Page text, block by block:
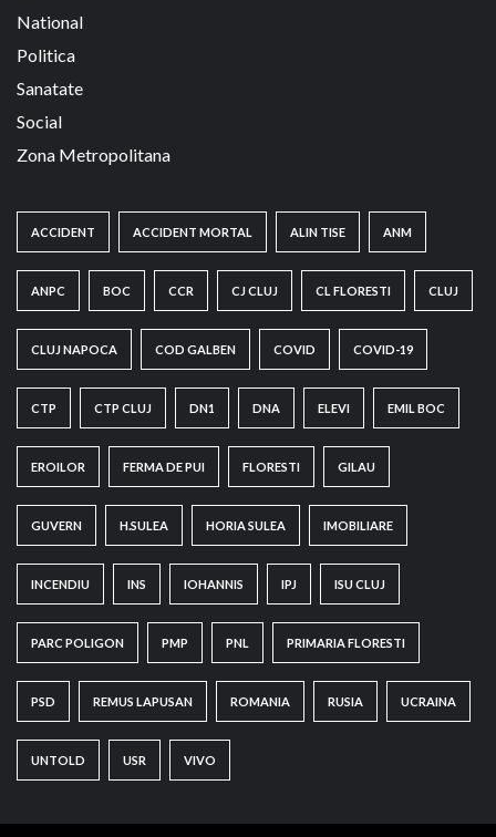
National
Politica
Sanatate
Social
Zona Metropolitana
ACCIDENT ACCIDENT MORTAL ALIN TISE ANM
ANPC BOC CCR CJ CLUJ CL FLORESTI CLUJ
CLUJ NAPOCA COD GALBEN COVID COVID-19
CTP CTP CLUJ DN1 DNA ELEVI EMIL BOC
EROILOR FERMA DE PUI FLORESTI GILAU
GUVERN H.SULEA HORIA SULEA IMOBILIARE
INCENDIU INS IOHANNIS IPJ ISU CLUJ
PARC POLIGON PMP PNL PRIMARIA FLORESTI
PSD REMUS LAPUSAN ROMANIA RUSIA UCRAINA
UNTOLD USR VIVO